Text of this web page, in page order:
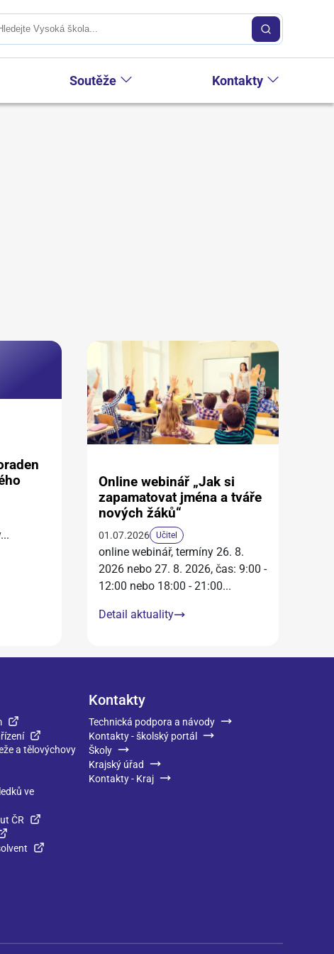
Soutěže Kontakty
...
Online webinář „Jak si
zapamatovat jména a tváře
nových žáků“
01.07.2026 Učitel
online webinář, termíny 26. 8.
2026 nebo 27. 8. 2026, čas: 9:00 -
12:00 nebo 18:00 - 21:00...
Detail aktuality
a tělovýchovy
ve
ČR
Kontakty
Technická podpora a návody
Kontakty - školský portál
Školy
Krajský úřad
Kontakty - Kraj